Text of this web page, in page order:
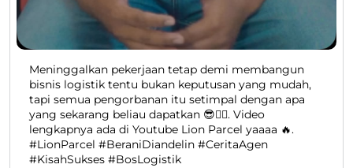
Meninggalkan pekerjaan tetap demi membangun
bisnis logistik tentu bukan keputusan yang mudah,
tapi semua pengorbanan itu setimpal dengan apa
yang sekarang beliau dapatkan 😎👍🏻. Video
lengkapnya ada di Youtube Lion Parcel yaaaa 🔥.
#LionParcel #BeraniDiandelin #CeritaAgen
#KisahSukses #BosLogistik